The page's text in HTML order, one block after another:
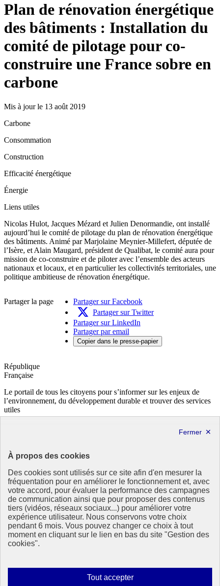
À propos des cookies
Des cookies sont utilisés sur ce site afin d'en mesurer la
fréquentation pour en améliorer le fonctionnement et, avec
votre accord, pour évaluer la performance des campagnes
de communication ainsi que pour proposer des contenus
tiers (vidéos, réseaux sociaux...) pour améliorer votre
expérience utilisateur. Nous conservons votre choix
pendant 6 mois. Vous pouvez changer ce choix à tout
moment en cliquant sur le lien en bas du site "Gestion des
cookies".
Tout accepterAutoriser
Plan de rénovation énergétique
des bâtiments : Installation du
comité de pilotage pour co-
construire une France sobre en
carbone
Mis à jour le 13 août 2019
Carbone
Consommation
Construction
Efficacité énergétique
Énergie
Liens utiles
Nicolas Hulot, Jacques Mézard et Julien Denormandie, ont installé
aujourd’hui le comité de pilotage du plan de rénovation énergétique
des bâtiments. Animé par Marjolaine Meynier-Millefert, députée de
l’Isère, et Alain Maugard, président de Qualibat, le comité aura pour
mission de co-construire et de piloter avec l’ensemble des acteurs
nationaux et locaux, et en particulier les collectivités territoriales, une
politique ambitieuse de rénovation énergétique.
Partager la page
Partager sur Facebook
Partager sur Twitter
Partager sur LinkedIn
Partager par email
Copier dans le presse-papier
République
Française
Le portail de tous les citoyens pour s’informer sur les enjeux de
l’environnement, du développement durable et trouver des services
utiles
data.gouv.fr- ouvre une nouvelle fenêtre
Partenaire
Partenaire principal :
Eionet Portal
Accessibilité : totalement conforme